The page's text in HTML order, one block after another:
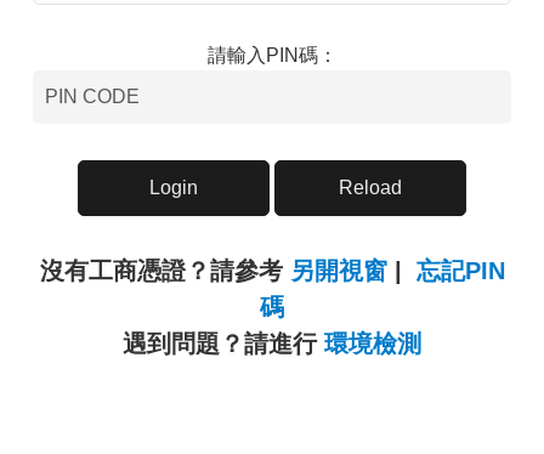
請輸入PIN碼：
沒有工商憑證？請參考 另開視窗
忘記PIN
碼另
開
遇到問題？請進行 環境檢測